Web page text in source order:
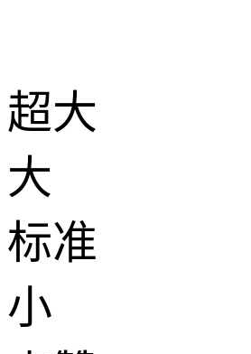
超大
大
标准
小